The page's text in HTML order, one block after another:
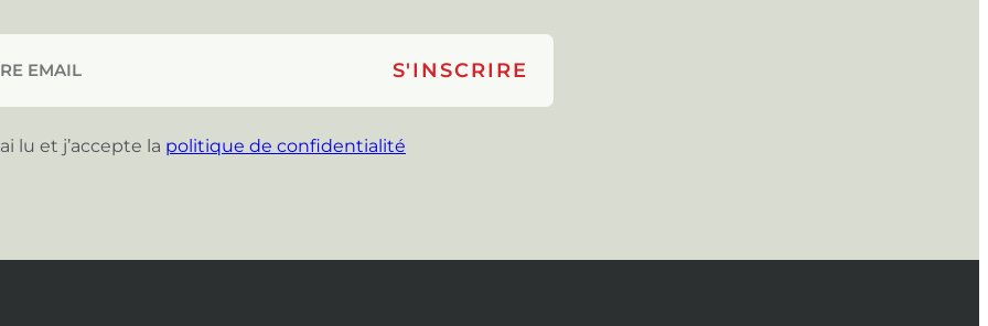
lu et j’accepte la politique de confidentialité